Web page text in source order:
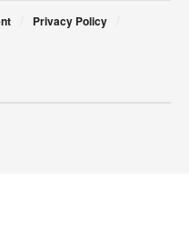
Privacy Policy